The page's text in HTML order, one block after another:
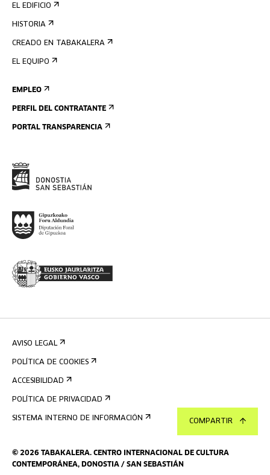
COMPARTIR
EL EDIFICIO
HISTORIA
CREADO EN TABAKALERA
EL EQUIPO
EMPLEO
PERFIL DEL CONTRATANTE
PORTAL TRANSPARENCIA
© 2026 TABAKALERA. CENTRO INTERNACIONAL DE CULTURA
CONTEMPORÁNEA, DONOSTIA / SAN SEBASTIÁN
AVISO LEGAL
POLÍTICA DE COOKIES
ACCESIBILIDAD
POLÍTICA DE PRIVACIDAD
SISTEMA INTERNO DE INFORMACIÓN